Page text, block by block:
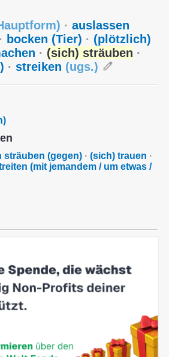
) · auslassen
· bocken (Tier) · (plötzlich)
· (sich) sträuben ·
· streiken (ugs.)
sträuben (gegen) · (sich) trauen ·
(mit jemandem / um etwas /